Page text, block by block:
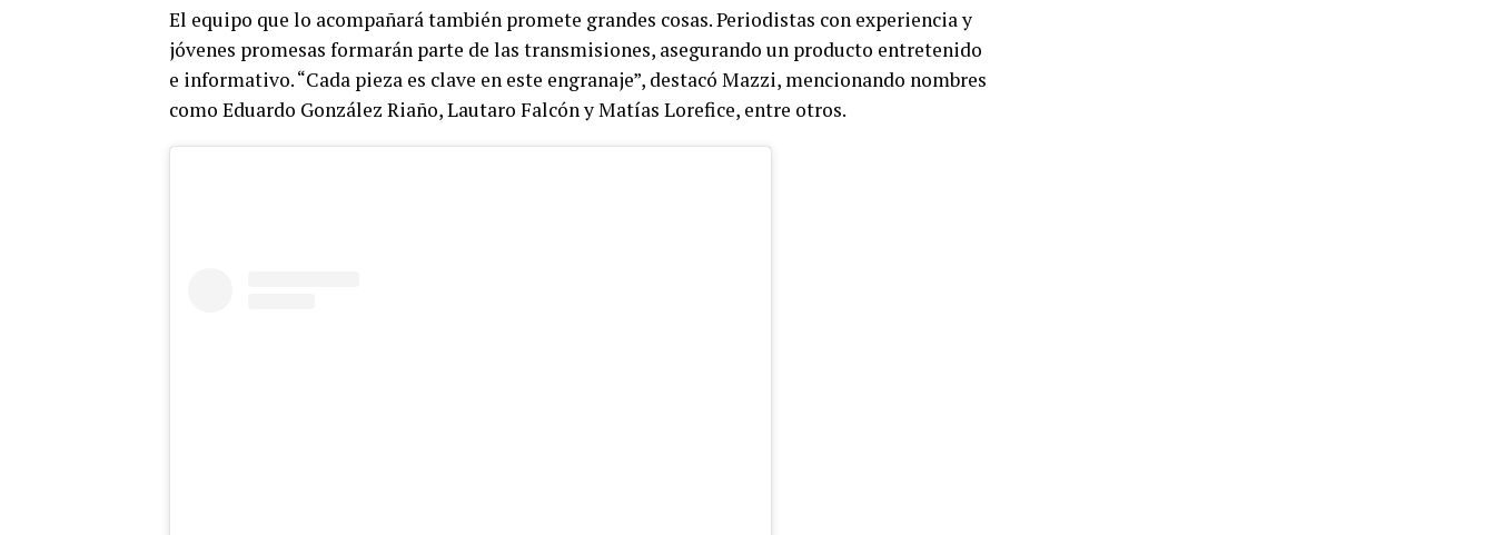
El equipo que lo acompañará también promete grandes cosas. Periodistas con experiencia y
jóvenes promesas formarán parte de las transmisiones, asegurando un producto entretenido
e informativo. “Cada pieza es clave en este engranaje”, destacó Mazzi, mencionando nombres
como Eduardo González Riaño, Lautaro Falcón y Matías Lorefice, entre otros.